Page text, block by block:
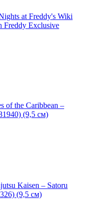
at Freddy's Wiki
Freddy Exclusive
of the Caribbean –
(9,5 см)
Kaisen – Satoru
(9,5 см)